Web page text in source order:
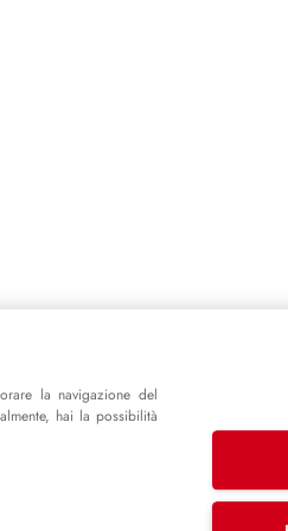
la navigazione del
hai la possibilità